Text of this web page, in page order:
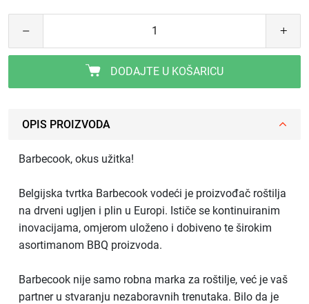
DODAJTE U KOŠARICU
OPIS PROIZVODA
Barbecook, okus užitka!
Belgijska tvrtka Barbecook vodeći je proizvođač roštilja
na drveni ugljen i plin u Europi. Ističe se kontinuiranim
inovacijama, omjerom uloženo i dobiveno te širokim
asortimanom BBQ proizvoda.
Barbecook nije samo robna marka za roštilje, već je vaš
partner u stvaranju nezaboravnih trenutaka. Bilo da je